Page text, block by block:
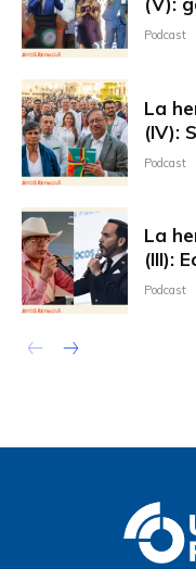
Podcast
La
(IV):
Podcast
La
(III):
Podcast